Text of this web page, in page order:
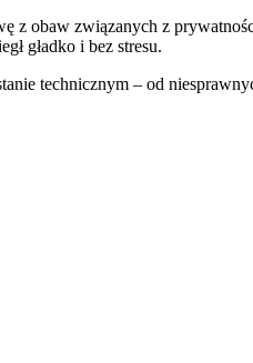
z obaw związanych z
gładko i bez stresu.
technicznym – od